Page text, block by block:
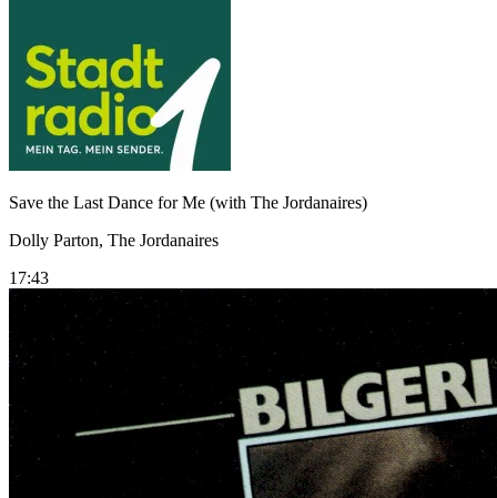
Save the Last Dance for Me (with The Jordanaires)
Dolly Parton, The Jordanaires
17:43